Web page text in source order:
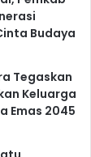
Budaya
Tegaskan
Keluarga
Emas 2045